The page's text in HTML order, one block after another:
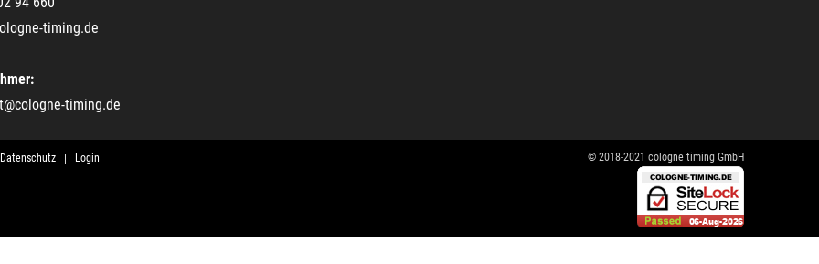
timing.de
timing.de
Datenschutz Login © 2018-2021 cologne timing GmbH